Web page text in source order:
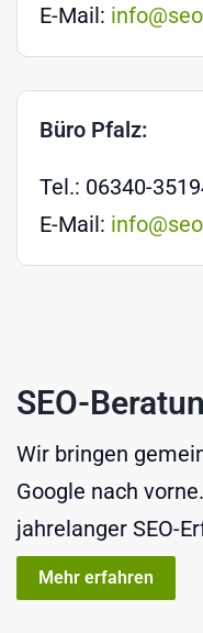
E-Mail:
Büro Pfalz:
Tel.: 06340-
E-Mail:
SEO-
Wir bringen
Google nach
jahrelanger SEO-
Mehr erfahren